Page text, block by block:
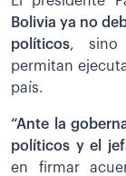
Bolivia ya no
políticos, sino
permitan
país.
“Ante la
políticos y el
en firmar